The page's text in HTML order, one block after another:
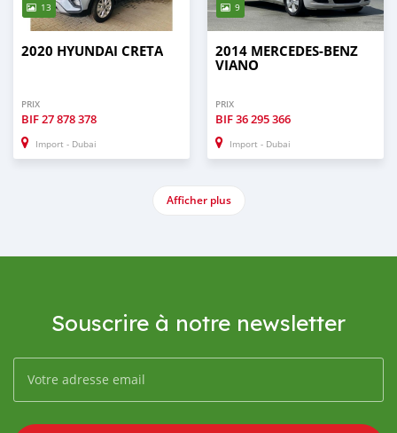
13
2020 HYUNDAI CRETA
PRIX
BIF27 878 378
Import - Dubai
9
2014 MERCEDES-BENZ
VIANO
PRIX
BIF36 295 366
Import - Dubai
Afficher plus
Souscrire à notre newsletter